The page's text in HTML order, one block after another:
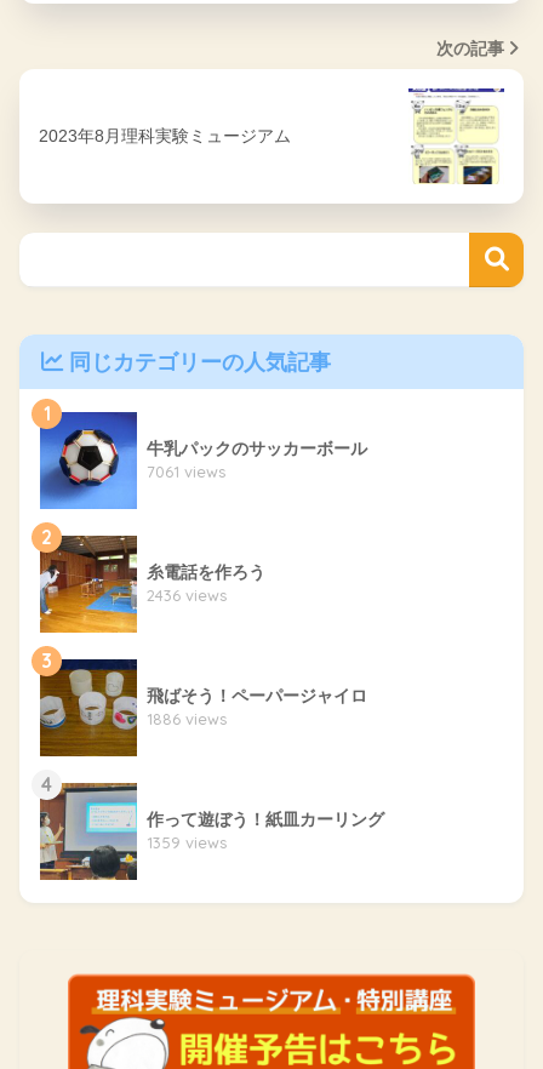
次の記事
2023年8月理科実験ミュージアム
同じカテゴリーの人気記事
1
牛乳パックのサッカーボール
7061 views
2
糸電話を作ろう
2436 views
3
飛ばそう！ペーパージャイロ
1886 views
4
作って遊ぼう！紙皿カーリング
1359 views